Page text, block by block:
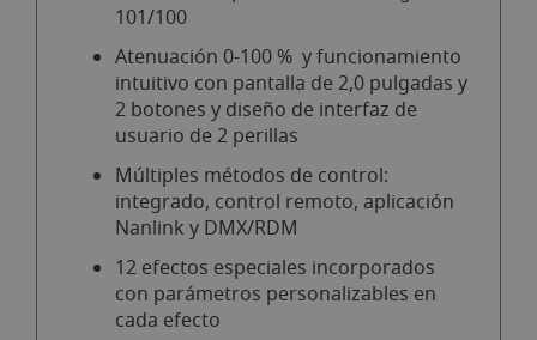
101/100
Atenuación 0-100 % y funcionamiento
intuitivo con pantalla de 2,0 pulgadas y
2 botones y diseño de interfaz de
usuario de 2 perillas
Múltiples métodos de control:
integrado, control remoto, aplicación
Nanlink y DMX/RDM
12 efectos especiales incorporados
con parámetros personalizables en
cada efecto